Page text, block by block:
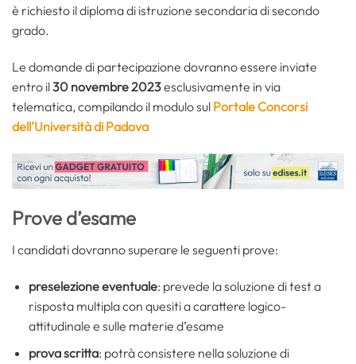
è richiesto il diploma di istruzione secondaria di secondo
grado.
Le domande di partecipazione dovranno essere inviate
entro il30 novembre 2023esclusivamente in via
telematica, compilando il modulo sul Portale Concorsi
dell’Università di Padova
Prove d’esame
I candidati dovranno superare le seguenti prove:
preselezione eventuale: prevede la soluzione di test a
risposta multipla con quesiti a carattere logico-
attitudinale e sulle materie d’esame
prova scritta: potrà consistere nella soluzione di